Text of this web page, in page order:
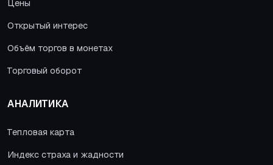
Цены
Открытый интерес
Объём торгов в монетах
Торговый оборот
АНАЛИТИКА
Тепловая карта
Индекс страха и жадности